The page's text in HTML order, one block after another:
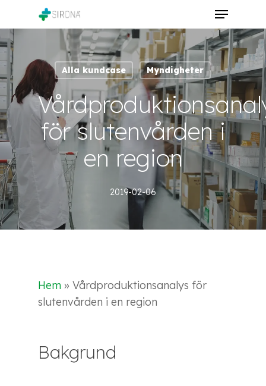
main
content
Menu
Alla kundcase Myndigheter
för slutenvården i
en region
2019-02-06
Hem » Vårdproduktionsanalys för
slutenvården i en region
Bakgrund
Close
Menu